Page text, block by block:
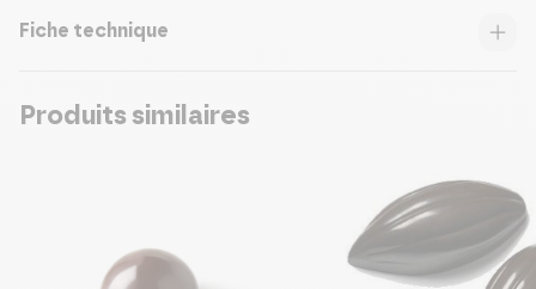
Fiche technique
Produits similaires